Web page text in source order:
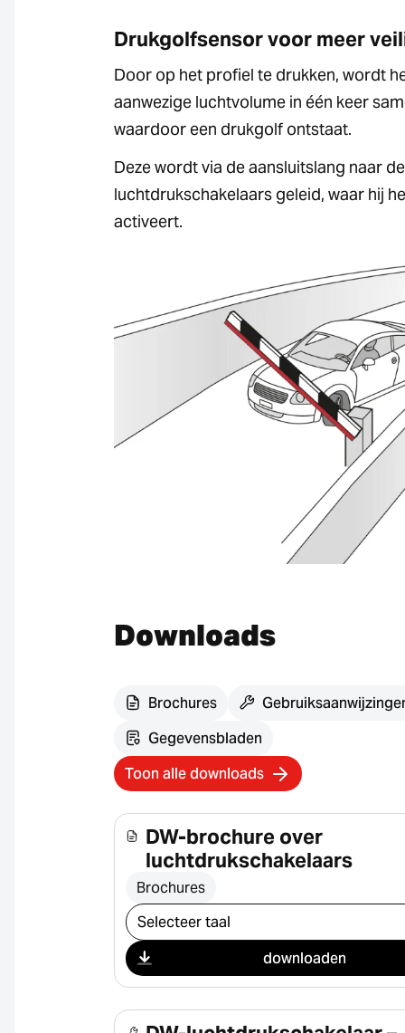
Drukgolfsensor voor meer
Door op het profiel te drukken, wordt
aanwezige luchtvolume in één keer
waardoor een drukgolf ontstaat.
Deze wordt via de aansluitslang naar de
luchtdrukschakelaars geleid, waar hij
activeert.
Downloads
Brochures
Gegevensbladen
Toon alle downloads
DW-brochure over
luchtdrukschakelaars
Brochures
Selecteer download
downloaden